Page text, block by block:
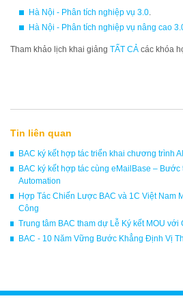
Hà Nội - Phân tích nghiệp vụ 3.0.
Hà Nội - Phân tích nghiệp vụ nâng cao
Tham khảo lịch khai giảng TẤT CẢ các khóa
Tin liên quan
BAC ký kết hợp tác triển khai chương trình
BAC ký kết hợp tác cùng eMailBase –
Automation
Hợp Tác Chiến Lược BAC và 1C Việt Nam
Công
Trung tâm BAC tham dự Lễ Ký kết MOU với
BAC - 10 Năm Vững Bước Khẳng Định Vị